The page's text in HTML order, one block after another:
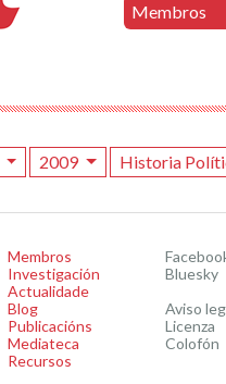
Membros
2009 Historia
Membros
Investigación
Actualidade
Blog
Publicacións
Mediateca
Recursos
Bluesky
Aviso
Licenza
Colofón